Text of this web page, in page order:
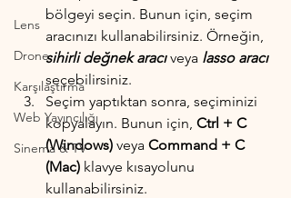
Lens
Drone
Karşılaştırma
Web Yayıncılığı
Sinema & TV
bölgeyi seçin. Bunun için, seçim
aracınızı kullanabilirsiniz. Örneğin,
sihirli değnek aracı veya lasso aracı
seçebilirsiniz.
Seçim yaptıktan sonra, seçiminizi
kopyalayın. Bunun için, Ctrl + C
(Windows) veya Command + C
(Mac) klavye kısayolunu
kullanabilirsiniz.